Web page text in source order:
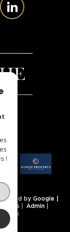
by Google |
Admin
!